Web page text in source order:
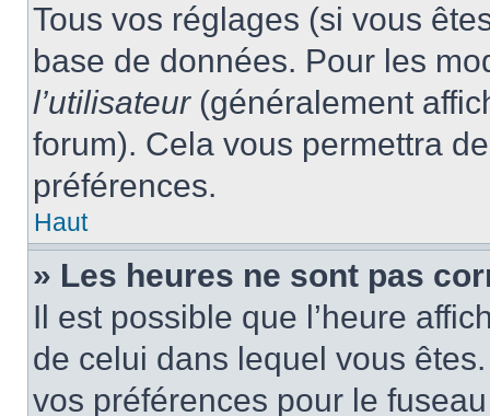
Tous vos réglages (si vous
base de données. Pour les
l’utilisateur(généralement
forum). Cela vous permettra
préférences.
Haut
» Les heures ne sont pas
Il est possible que l’heure
de celui dans lequel vous
vos préférences pour le